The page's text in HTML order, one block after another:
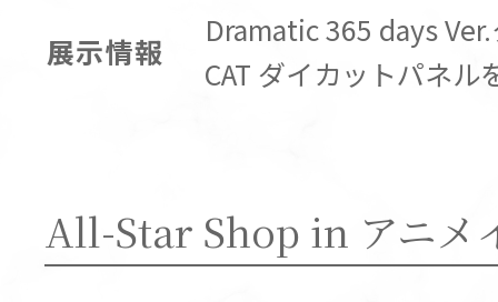
展示情報
Dramatic 365 days
CAT ダイカットパネル
All-Star Shop in アニメ